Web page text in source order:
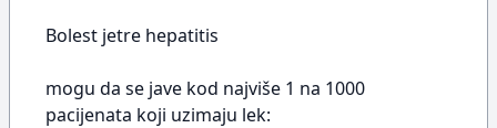
Bolest jetre hepatitis
mogu da se jave kod najviše 1 na 1000
pacijenata koji uzimaju lek: